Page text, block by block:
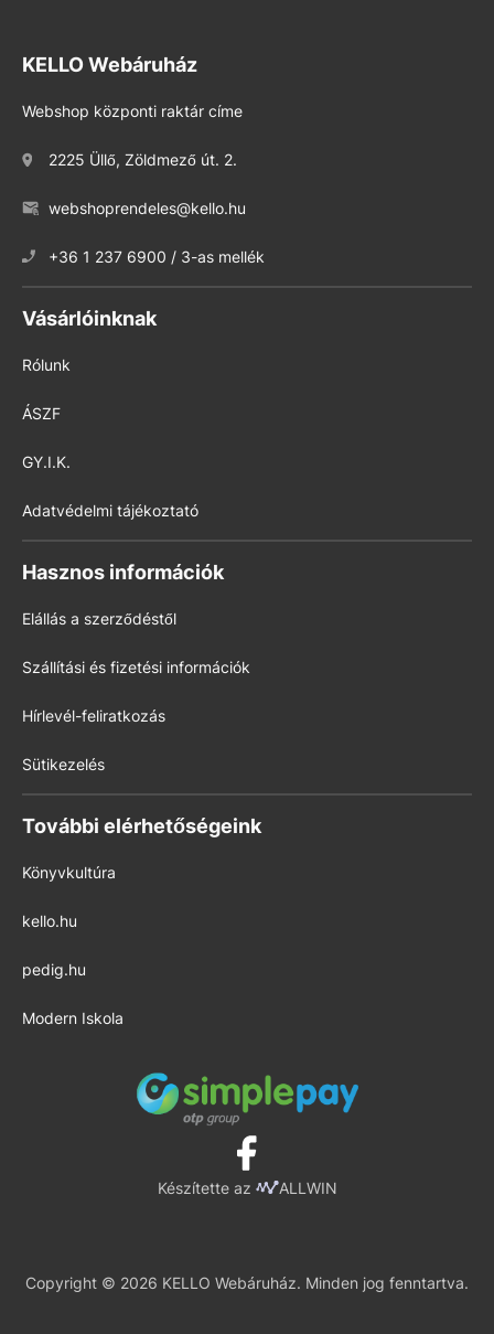
KELLO Webáruház
Webshop központi raktár címe
2225 Üllő, Zöldmező út. 2.
webshoprendeles@kello.hu
+36 1 237 6900 / 3-as mellék
Vásárlóinknak
Rólunk
ÁSZF
GY.I.K.
Adatvédelmi tájékoztató
Hasznos információk
Elállás a szerződéstől
Szállítási és fizetési információk
Hírlevél-feliratkozás
Sütikezelés
További elérhetőségeink
Könyvkultúra
kello.hu
pedig.hu
Modern Iskola
Készítette az ALLWIN
Copyright © 2026 KELLO Webáruház. Minden jog fenntartva.